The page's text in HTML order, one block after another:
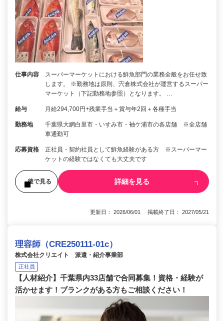
仕事内容
スーパーマーケットにおける鮮魚部門の業務全般をお任せ致
します。 ※勤務地は原則、宍倉株式会社が運営するスーパー
マーケット（下記勤務地参照）となります。 …
給与 月給294,700円+残業手当＋賞与年2回＋各種手当
勤務地
千葉県大網白里市・いすみ市・袖ケ浦市の各店舗 ※全店舗
車通勤可
応募資格
正社員・契約社員として鮮魚経験がある方 ※スーパーマー
ケットの経験ではなくても大丈夫です
後で見る 詳細を見る
更新日： 2026/06/01 掲載終了日： 2027/05/21
理容師（CRE250111-01c）
株式会社クリエイト 派遣・紹介事業部
正社員
【人材紹介】千葉県内33店舗で合同募集！資格・経験が
活かせます！ブランクがある方もご相談ください！